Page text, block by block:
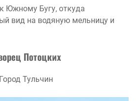
Южному Бугу, откуда
вид на водяную мельницу и
Потоцких
Город Тульчин